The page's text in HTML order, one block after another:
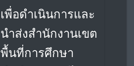
เพื่อดำเนินการและ
นำส่งสำนักงานเขต
พื้นที่การศึกษา